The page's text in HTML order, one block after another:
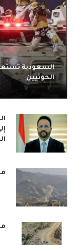
السعودية
الحوثيين
مقتل